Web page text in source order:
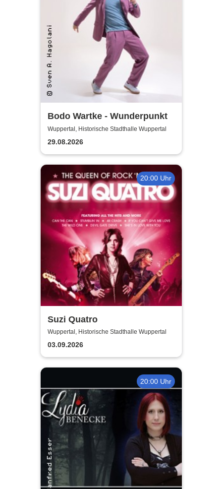
Bodo Wartke - Wunderpunkt
Wuppertal, Historische Stadthalle Wuppertal
29.08.2026
20:00 Uhr
Suzi Quatro
Wuppertal, Historische Stadthalle Wuppertal
03.09.2026
20:00 Uhr